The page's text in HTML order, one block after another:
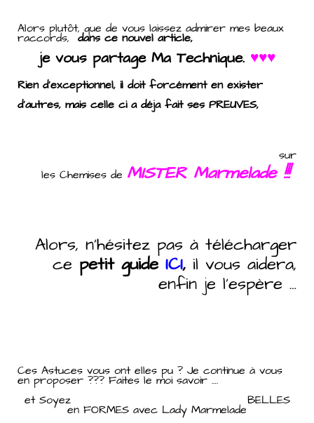
Alors plutôt, que de vous laissez admirer mes beaux
raccords, dans ce nouvel article,
je vous partage Ma Technique. ♥♥♥
Rien d’exceptionnel, il doit forcément en exister
d’autres, mais celle ci a déja fait ses PREUVES,
sur
les Chemises de MISTER Marmelade !!!
Alors, n’hésitez pas à télécharger
ce petit guide ICI, il vous aidera,
enfin je l’espère …
Ces Astuces vous ont elles pu ? Je continue à vous
en proposer ??? Faites le moi savoir ….
et Soyez BELLES
en FORMES avec Lady Marmelade